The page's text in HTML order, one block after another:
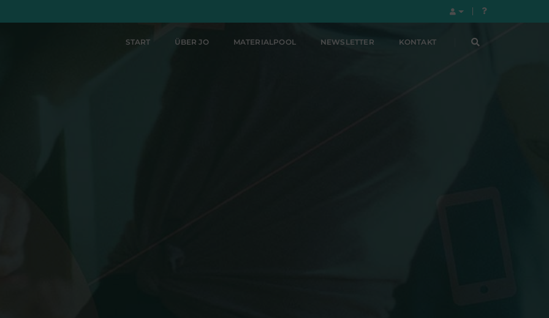
START ÜBER JO MATERIALPOOL NEWSLETTER KONTAKT